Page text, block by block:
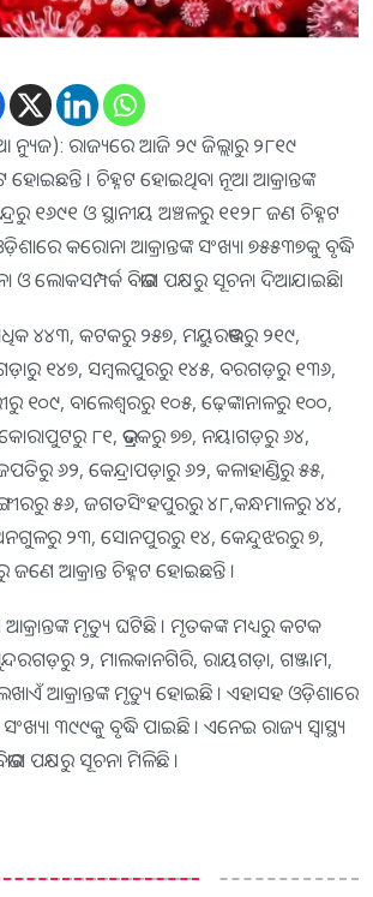
ନ୍ୟୁଜ): ରାଜ୍ୟରେ ଆଜି ୨୯ ଜିଲ୍ଲାରୁ ୨୮୧୯
ହୋଇଛନ୍ତି । ଚିହ୍ନଟ ହୋଇଥିବା ନୂଆ ଆକ୍ରାନ୍ତଙ୍କ
୧୬୯୧ ଓ ସ୍ଥାନୀୟ ଅଞ୍ଚଳରୁ ୧୧୨୮ ଜଣ ଚିହ୍ନଟ
କରୋନା ଆକ୍ରାନ୍ତଙ୍କ ସଂଖ୍ୟା ୭୫୫୩୭କୁ ବୃଦ୍ଧି
ଓ ଲୋକସମ୍ପର୍କ ବିଭାଗ ପକ୍ଷରୁ ସୂଚନା ଦିଆଯାଇଛି।
୪୪୩, କଟକରୁ ୨୫୭, ମୟୁରଭଞ୍ଜରୁ ୨୧୯,
୧୪୭, ସମ୍ବଲପୁରରୁ ୧୪୫, ବରଗଡ଼ରୁ ୧୩୬,
୧୦୯, ବାଲେଶ୍ୱରରୁ ୧୦୫, ଢ଼େଙ୍କାନାଳରୁ ୧୦୦,
୮୧, ଭଦ୍ରକରୁ ୭୭, ନୟାଗଡ଼ରୁ ୬୪,
୬୨, କେନ୍ଦ୍ରାପଡ଼ାରୁ ୬୨, କଳାହାଣ୍ଡିରୁ ୫୫,
୫୬, ଜଗତସିଂହପୁରରୁ ୪୮,କନ୍ଧମାଳରୁ ୪୪,
୨୩, ସୋନପୁରରୁ ୧୪, କେନ୍ଦୁଝରରୁ ୭,
ଆକ୍ରାନ୍ତ ଚିହ୍ନଟ ହୋଇଛନ୍ତି ।
ମୃତ୍ୟୁ ଘଟିଛି । ମୃତକଙ୍କ ମଧ୍ୟରୁ କଟକ
୨, ମାଲକାନଗିରି, ରାୟଗଡ଼ା, ଗଞ୍ଜାମ,
ଆକ୍ରାନ୍ତଙ୍କ ମୃତ୍ୟୁ ହୋଇଛି । ଏହାସହ ଓଡ଼ିଶାରେ
୩୯୯କୁ ବୃଦ୍ଧି ପାଇଛି । ଏନେଇ ରାଜ୍ୟ ସ୍ୱାସ୍ଥ୍ୟ
ପକ୍ଷରୁ ସୂଚନା ମିଳିଛି ।